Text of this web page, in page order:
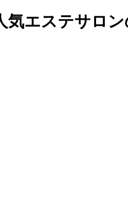
気エステサロ